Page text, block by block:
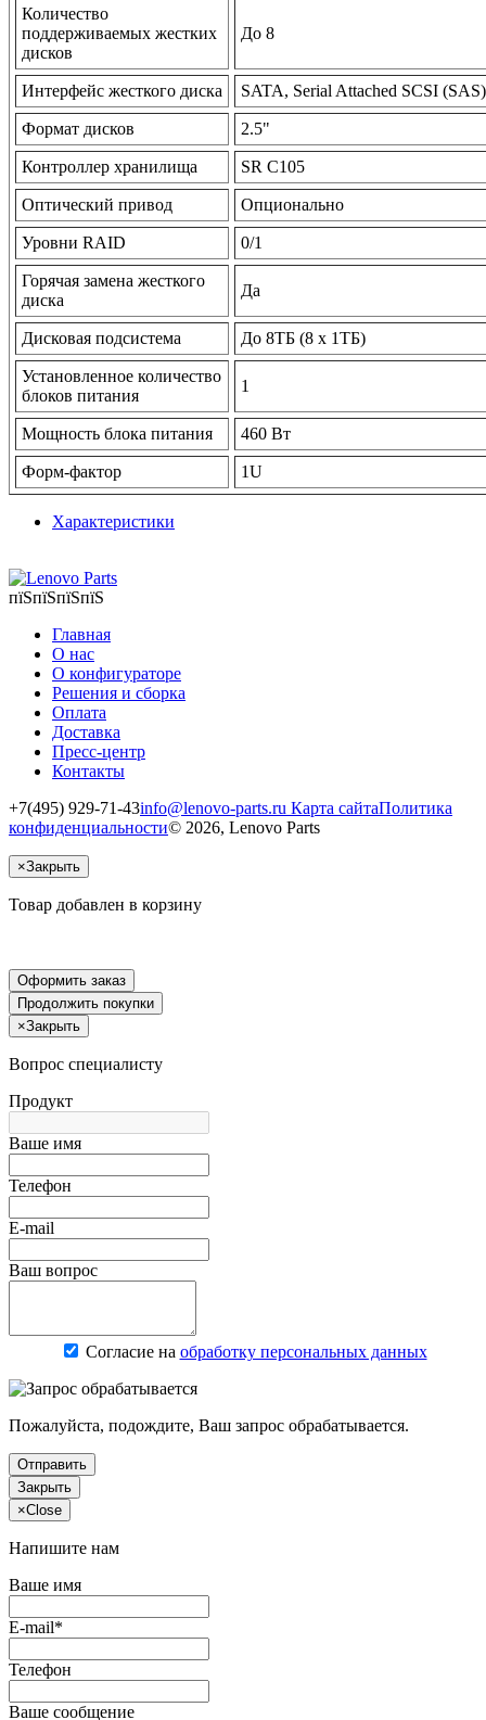
Количество
поддерживаемых жестких
дисков
До 8
Интерфейс жесткого диска SATA, Serial Attached SCSI (SAS)
Формат дисков 2.5"
Контроллер хранилища SR C105
Оптический привод Опционально
Уровни RAID 0/1
Горячая замена жесткого
диска
Да
Дисковая подсистема До 8TБ (8 x 1TБ)
Установленное количество
блоков питания
1
Мощность блока питания 460 Вт
Форм-фактор 1U
Характеристики
пїЅпїЅпїЅпїЅ
Главная
О нас
О конфигураторе
Решения и сборка
Оплата
Доставка
Пресс-центр
Контакты
+7(495) 929-71-43info@lenovo-parts.ru Карта сайтаПолитика
конфиденциальности© 2026, Lenovo Parts
×Закрыть
Товар добавлен в корзину
Оформить заказ
Продолжить покупки
×Закрыть
Вопрос специалисту
Продукт
Ваше имя
Телефон
E-mail
Ваш вопрос
Согласие на обработку персональных данных
Пожалуйста, подождите, Ваш запрос обрабатывается.
Отправить
Закрыть
×Close
Напишите нам
Ваше имя
E-mail*
Телефон
Ваше сообщение